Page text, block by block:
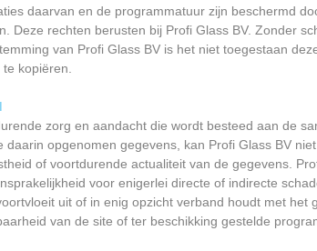
daarvan en de programmatuur zijn beschermd
Deze rechten berusten bij Profi Glass BV. Zonder
van Profi Glass BV is het niet toegestaan
kopiëren.
zorg en aandacht die wordt besteed aan de
daarin opgenomen gegevens, kan Profi Glass BV
of voortdurende actualiteit van de gegevens.
voor enigerlei directe of indirecte
uit of in enig opzicht verband houdt met het
van de site of ter beschikking gestelde